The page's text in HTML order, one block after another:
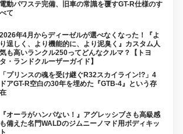
電動パワステ完備、旧車の常識を覆すGT-R仕様のす
べて
2026年4月からディーゼルが選べなくなった！『よ
り逞しく、より機能的に、より泥臭く』カスタム人
気も高いランクル250ってどんなクルマ？【トヨ
タ・ランドクルーザーガイド】
「プリンスの魂を受け継ぐR32スカイライン!?」4
ドアGT-R空白の30年を埋めた『GTB-4』という存
在
『オーラがハンパない！』アグレッシブさも高級感
も備えた名門WALDのジムニーノマド用ボディキッ
ト